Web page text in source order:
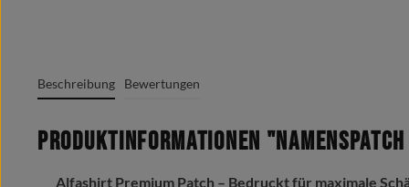
Beschreibung Bewertungen
Produktinformationen
Alfashirt Premium Patch – Bedruckt für maximale